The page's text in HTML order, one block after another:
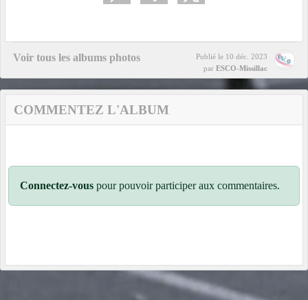
Voir tous les albums photos Publié le 10 déc. 2023
par ESCO-Missillac
COMMENTEZ L'ALBUM
Connectez-vous pour pouvoir participer aux commentaires.